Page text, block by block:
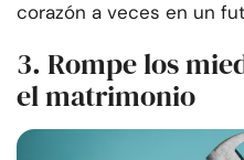
corazón a veces en un
3. Rompe los
el matrimonio